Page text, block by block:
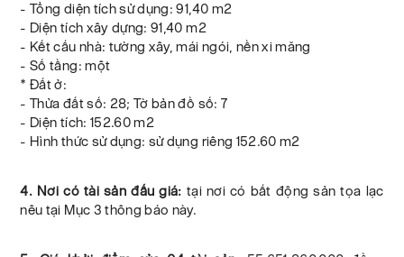
- Tổng diện tích sử dụng: 91,40 m2
- Diện tích xây dựng: 91,40 m2
- Kết cấu nhà: tường xây, mái ngói, nền xi măng
- Số tầng: một
* Đất ở:
- Thửa đất số: 28; Tờ bản đồ số: 7
- Diện tích: 152.60 m2
- Hình thức sử dụng: sử dụng riêng 152.60 m2
4. Nơi có tài sản đấu giá: tại nơi có bất động sản tọa lạc
nêu tại Mục 3 thông báo này.